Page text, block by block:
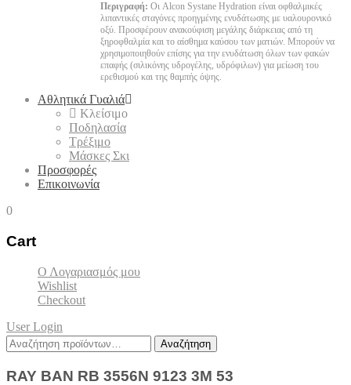
Περιγραφή: Οι Alcon Systane Hydration είναι οφθαλμικές
λιπαντικές σταγόνες προηγμένης ενυδάτωσης με υαλουρονικό
οξύ. Προσφέρουν ανακούφιση μεγάλης διάρκειας από τη
ξηροφθαλμία και το αίσθημα καύσου των ματιών. Μπορούν να
χρησιμοποιηθούν επίσης για την ενυδάτωση όλων των φακών
επαφής (σιλικόνης υδρογέλης, υδρόφιλων) για μείωση του
ερεθισμού και της θαμπής όψης.
Αθλητικά Γυαλιά
Κλείσιμο
Ποδηλασία
Τρέξιμο
Μάσκες Σκι
Προσφορές
Επικοινωνία
0
Cart
Ο Λογαριασμός μου
Wishlist
Checkout
User Login
Αναζήτηση
Αναζήτηση
RAY BAN RB 3556N 9123 3M 53